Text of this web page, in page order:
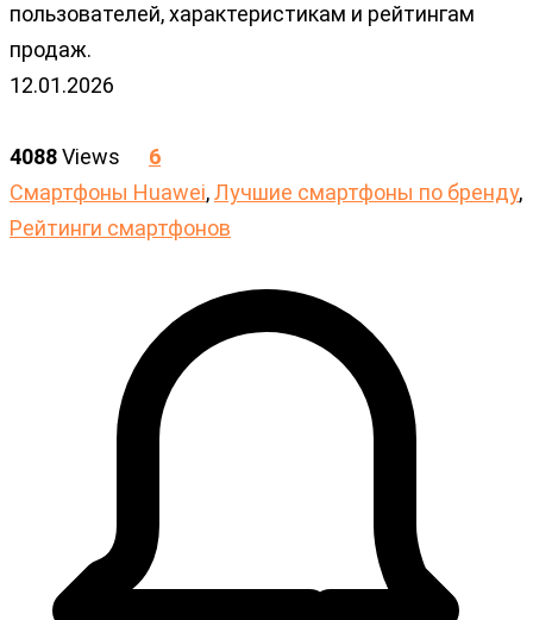
пользователей, характеристикам и рейтингам
продаж.
12.01.2026
4088Views
6
Cмартфоны Huawei,Лучшие смартфоны по бренду,
Рейтинги смартфонов